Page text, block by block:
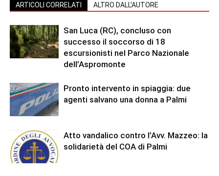
ARTICOLI CORRELATI ALTRO DALL'AUTORE
San Luca (RC), concluso con
successo il soccorso di 18
escursionisti nel Parco Nazionale
dell’Aspromonte
Pronto intervento in spiaggia: due
agenti salvano una donna a Palmi
Atto vandalico contro l’Avv. Mazzeo: la
solidarietà del COA di Palmi